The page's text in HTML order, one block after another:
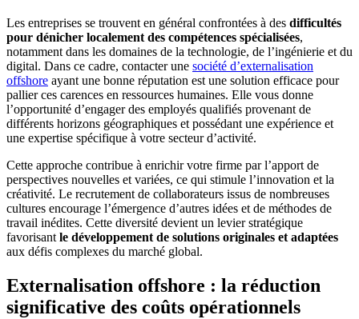
Les entreprises se trouvent en général confrontées à des difficultés
pour dénicher localement des compétences spécialisées,
notamment dans les domaines de la technologie, de l’ingénierie et du
digital. Dans ce cadre, contacter une société d’externalisation
offshore ayant une bonne réputation est une solution efficace pour
pallier ces carences en ressources humaines. Elle vous donne
l’opportunité d’engager des employés qualifiés provenant de
différents horizons géographiques et possédant une expérience et
une expertise spécifique à votre secteur d’activité.
Cette approche contribue à enrichir votre firme par l’apport de
perspectives nouvelles et variées, ce qui stimule l’innovation et la
créativité. Le recrutement de collaborateurs issus de nombreuses
cultures encourage l’émergence d’autres idées et de méthodes de
travail inédites. Cette diversité devient un levier stratégique
favorisant le développement de solutions originales et adaptées
aux défis complexes du marché global.
Externalisation offshore : la réduction
significative des coûts opérationnels